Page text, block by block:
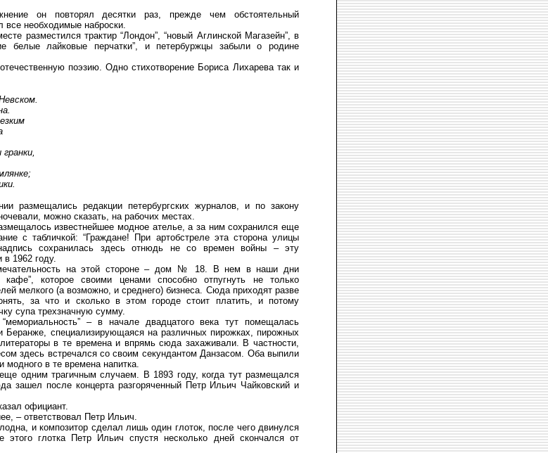
он повторял десятки раз, прежде чем обстоятельный
все необходимые наброски.
разместился трактир “Лондон”, “новый Аглинской Магазейн”, в
белые лайковые перчатки”, и петербуржцы забыли о родине
поэзию. Одно стихотворение Бориса Лихарева так и
.
размещались редакции петербургских журналов, и по закону
можно сказать, на рабочих местах.
известнейшее модное ателье, а за ним сохранился еще
с табличкой: “Граждане! При артобстреле эта сторона улицы
сохранилась здесь отнюдь не со времен войны – эту
1962 году.
на этой стороне – дом № 18. В нем в наши дни
кафе”, которое своими ценами способно отпугнуть не только
мелкого (а возможно, и среднего) бизнеса. Сюда приходят разве
за что и сколько в этом городе стоит платить, и потому
супа трехзначную сумму.
– в начале двадцатого века тут помещалась
Беранже, специализирующаяся на различных пирожках, пирожных
в те времена и впрямь сюда захаживали. В частности,
здесь встречался со своим секундантом Данзасом. Оба выпили
модного в те времена напитка.
одним трагичным случаем. В 1893 году, когда тут размещался
зашел после концерта разгоряченный Петр Ильич Чайковский и
официант.
– ответствовал Петр Ильич.
и композитор сделал лишь один глоток, после чего двинулся
этого глотка Петр Ильич спустя несколько дней скончался от